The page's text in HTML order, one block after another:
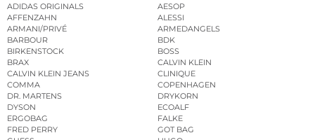
ADIDAS ORIGINALS
AESOP
AFFENZAHN
ALESSI
ARMANI/PRIVÉ
ARMEDANGELS
BARBOUR
BDK
BIRKENSTOCK
BOSS
BRAX
CALVIN KLEIN
CALVIN KLEIN JEANS
CLINIQUE
COMMA
COPENHAGEN
DR. MARTENS
DRYKORN
DYSON
ECOALF
ERGOBAG
FALKE
FRED PERRY
GOT BAG